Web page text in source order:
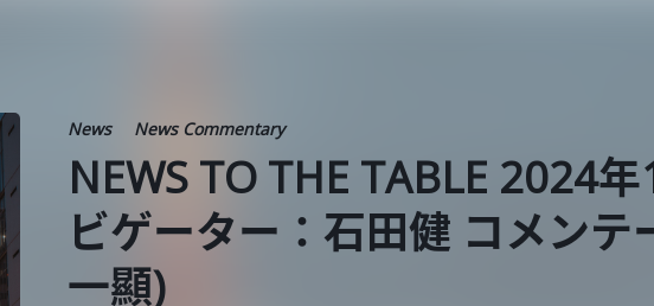
News News Commentary
NEWS TO THE TABLE 2024
ビゲーター：石田健 コメンテ
一顯)